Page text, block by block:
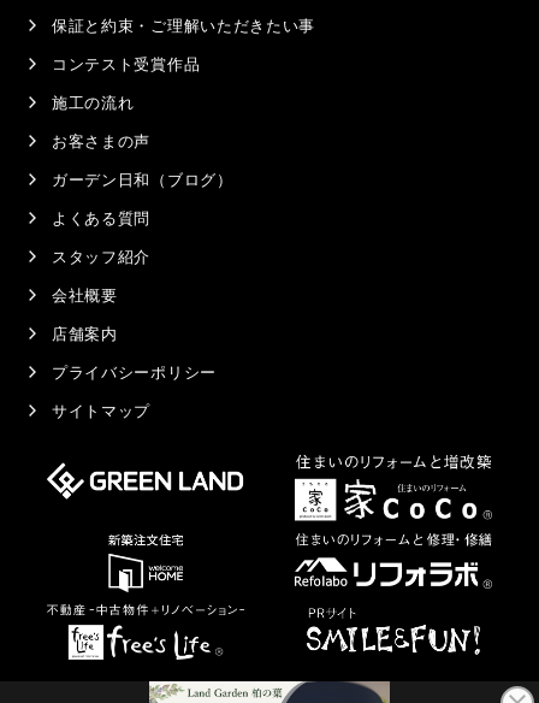
保証と約束・ご理解いただきたい事
コンテスト受賞作品
施工の流れ
お客さまの声
ガーデン日和（ブログ）
よくある質問
スタッフ紹介
会社概要
店舗案内
プライバシーポリシー
サイトマップ